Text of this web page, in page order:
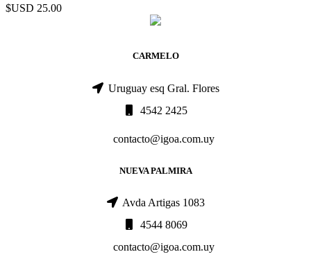
$USD 25.00
CARMELO
Uruguay esq Gral. Flores
4542 2425
contacto@igoa.com.uy
NUEVA PALMIRA
Avda Artigas 1083
4544 8069
contacto@igoa.com.uy